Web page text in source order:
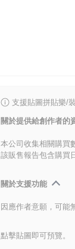
支援貼圖拼貼樂/
關於提供給創作者的
本公司收集相關購買
該販售報告包含購買
關於支援功能
因應作者意願，可能
點擊貼圖即可預覽。